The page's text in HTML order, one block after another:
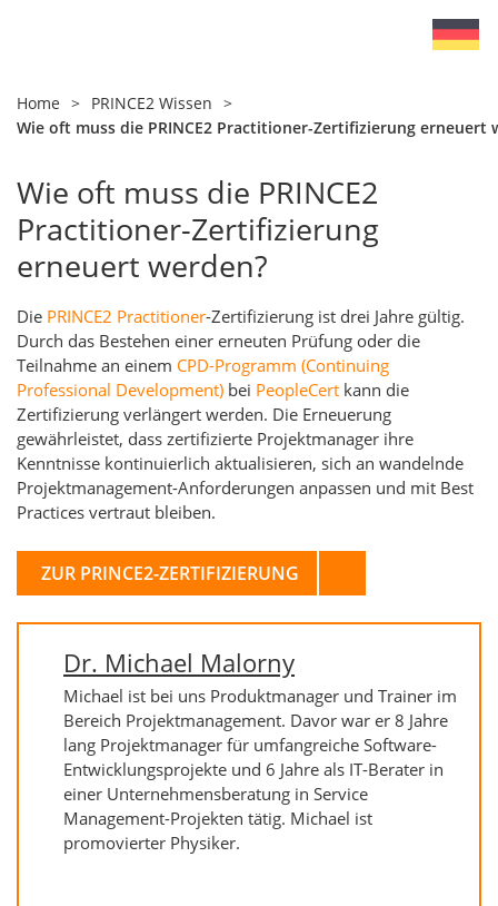
Home > PRINCE2 Wissen >
Wie oft muss die PRINCE2 Practitioner-Zertifizierung erneuert
Wie oft muss die PRINCE2
Practitioner-Zertifizierung
erneuert werden?
Die PRINCE2 Practitioner-Zertifizierung ist drei Jahre gültig.
Durch das Bestehen einer erneuten Prüfung oder die
Teilnahme an einem CPD-Programm (Continuing
Professional Development) bei PeopleCert kann die
Zertifizierung verlängert werden. Die Erneuerung
gewährleistet, dass zertifizierte Projektmanager ihre
Kenntnisse kontinuierlich aktualisieren, sich an wandelnde
Projektmanagement-Anforderungen anpassen und mit Best
Practices vertraut bleiben.
ZUR PRINCE2-ZERTIFIZIERUNG
Dr. Michael Malorny
Michael ist bei uns Produktmanager und Trainer im
Bereich Projektmanagement. Davor war er 8 Jahre
lang Projektmanager für umfangreiche Software-
Entwicklungsprojekte und 6 Jahre als IT-Berater in
einer Unternehmensberatung in Service
Management-Projekten tätig. Michael ist
promovierter Physiker.